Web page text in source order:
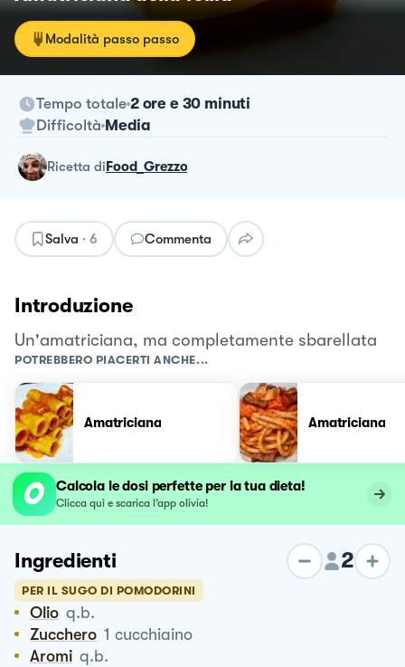
Modalità passo passo
Tempo totale 2 ore e 30 minuti
Difficoltà Media
ricetta diFood_Grezzo
Salva · 6 Commenta
Introduzione
Un'amatriciana, ma completamente sbarellata
POTREBBERO PIACERTI ANCHE...
Amatriciana Amatriciana
Calcola le dosi perfette per la tua dieta!
Clicca qui e scarica l’app olivia!
Ingredienti 2
PER IL SUGO DI POMODORINI
Olio q.b.
Zucchero 1 cucchiaino
Aromi q.b.